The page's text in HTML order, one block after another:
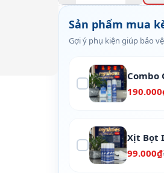
Sản phẩm mua
Gợi ý phụ kiện giúp bảo
Combo
Xịt Bọt
99.000₫